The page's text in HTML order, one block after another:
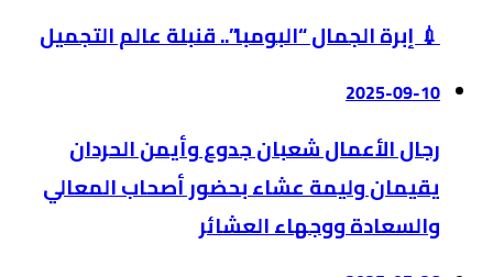
💉 إبرة الجمال “البومبا”.. قنبلة عالم التجميل
2025-09-10
رجال الأعمال شعبان جدوع وأيمن الحردان
يقيمان وليمة عشاء بحضور أصحاب المعالي
والسعادة ووجهاء العشائر